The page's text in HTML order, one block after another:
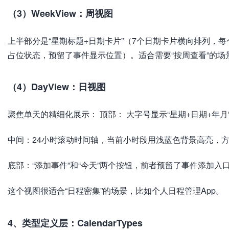
（3）WeekView：周视图
上半部分是“星期标题+日期卡片”（7个日期卡片横向排列，
占位状态，预留了事件显示位置）。适合需要“按周查看”的
（4）DayView：日视图
聚焦单天的精细化展示： 顶部： 大字号显示“星期+日期+年
中间：24小时滚动时间轴，当前小时段用浅蓝色背景高亮，
底部：“添加事件”和“今天”两个按钮，前者预留了事件添加入
这个视图很适合“日程密集”的场景，比如个人日程管理App。
4、类型定义层：CalendarTypes